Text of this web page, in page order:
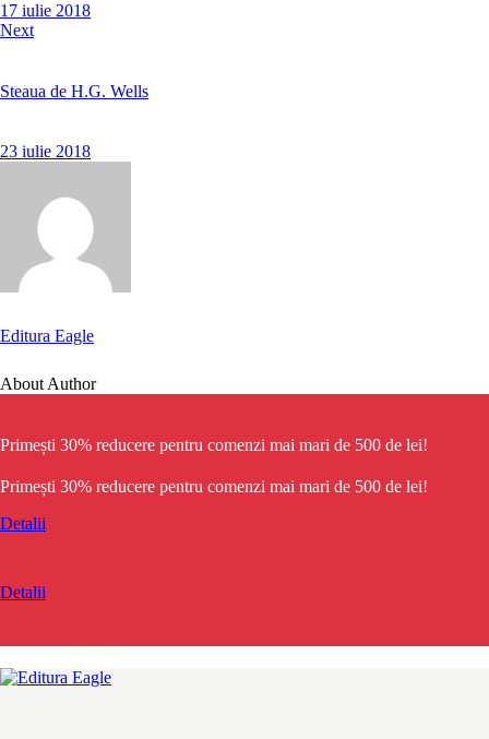
17 iulie 2018
Next
Steaua de H.G. Wells
23 iulie 2018
Editura Eagle
About Author
Primești 30% reducere pentru comenzi mai mari de 500 de lei!
Primești 30% reducere pentru comenzi mai mari de 500 de lei!
Detalii
Detalii